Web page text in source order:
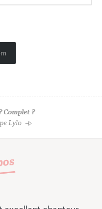
Complet ?
Lylo